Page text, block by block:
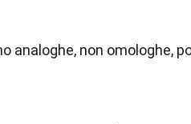
analoghe, non omologhe,